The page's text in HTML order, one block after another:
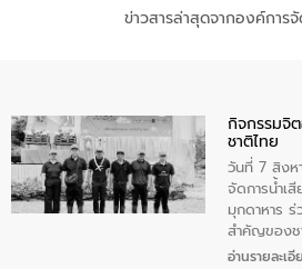
ข่าวสารล่าสุดจากองค์การจั
กิจกรรมจิ
ชาติไทย
วันที่ 7 สิงห
จัดการน้ำเ
มุกดาหาร
สําคัญของช
สมภพ สมเด็
อ่านรายละเ